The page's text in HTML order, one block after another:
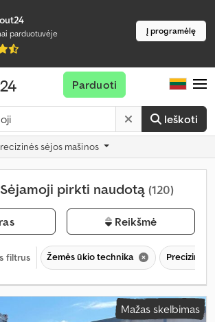
parduotuvėje Į programėlę
Ieškoti
Parduoti
sėjos mašinos
pirkti naudotą (120)
Reikšmė
filtrus Žemės ūkio technika Precizinės
Mažas skelbimas